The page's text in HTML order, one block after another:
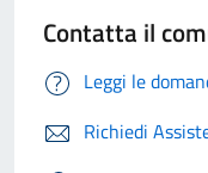
Contatta il
Leggi le
Richiedi